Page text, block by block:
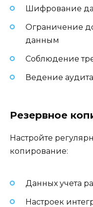
Шифрование
Ограничение
данным
Соблюдение
Ведение
Резервное
Настройте
копирование:
Данных учета
Настроек